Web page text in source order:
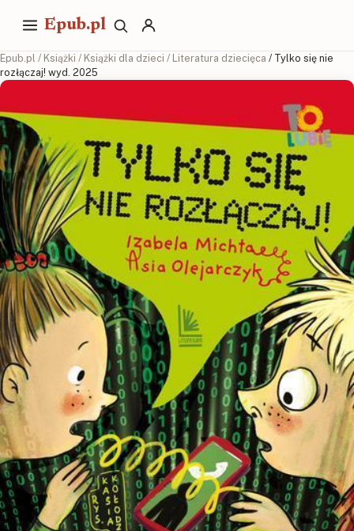
Epub.pl
Epub.pl / Książki / Książki dla dzieci / Literatura dziecięca / Tylko się nie
rozłączaj! wyd. 2025